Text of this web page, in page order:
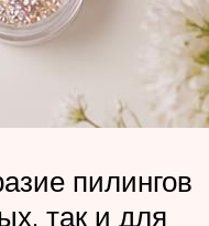
пилингов
так и для